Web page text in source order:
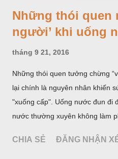
lượng nhỏ nitrat và một số kim
Sau khi nước đun nóng trong
phân không ngừng bốc hơi,
trong nước sẽ tăng lên. Uống
gây ra sự hình thành của sỏi
nếu nước đó được tiêu thụ
nước thường xuyên còn làm
Thạch tín, Nitrat, Flo. Như vậy,
đun lại nhiều lần. Điều này là